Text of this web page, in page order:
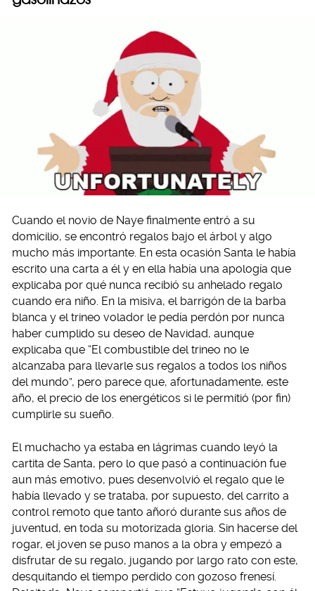
Cuando el novio de Naye finalmente entró a su
domicilio, se encontró regalos bajo el árbol y algo
mucho más importante. En esta ocasión Santa le había
escrito una carta a él y en ella había una apología que
explicaba por qué nunca recibió su anhelado regalo
cuando era niño. En la misiva, el barrigón de la barba
blanca y el trineo volador le pedía perdón por nunca
haber cumplido su deseo de Navidad, aunque
explicaba que “El combustible del trineo no le
alcanzaba para llevarle sus regalos a todos los niños
del mundo”, pero parece que, afortunadamente, este
año, el precio de los energéticos si le permitió (por fin)
cumplirle su sueño.
El muchacho ya estaba en lágrimas cuando leyó la
cartita de Santa, pero lo que pasó a continuación fue
aun más emotivo, pues desenvolvió el regalo que le
había llevado y se trataba, por supuesto, del carrito a
control remoto que tanto añoró durante sus años de
juventud, en toda su motorizada gloria. Sin hacerse del
rogar, el joven se puso manos a la obra y empezó a
disfrutar de su regalo, jugando por largo rato con este,
desquitando el tiempo perdido con gozoso frenesí.